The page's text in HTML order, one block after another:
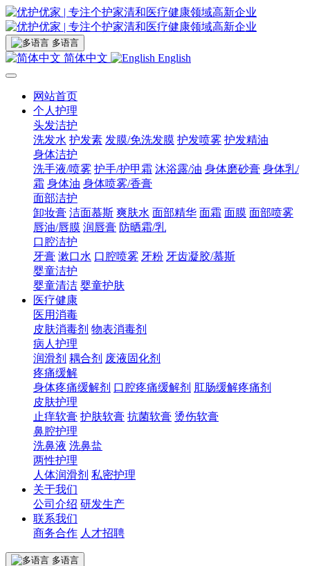
多语言
简体中文 English
网站首页
个人护理
头发洁护
洗发水 护发素 发膜/免洗发膜 护发喷雾 护发精油
身体洁护
洗手液/喷雾 护手/护甲霜 沐浴露/油 身体磨砂膏 身体乳/
霜 身体油 身体喷雾/香膏
面部洁护
卸妆膏 洁面慕斯 爽肤水 面部精华 面霜 面膜 面部喷雾
唇油/唇膜 润唇膏 防晒霜/乳
口腔洁护
牙膏 漱口水 口腔喷雾 牙粉 牙齿凝胶/慕斯
婴童洁护
婴童清洁 婴童护肤
医疗健康
医用消毒
皮肤消毒剂 物表消毒剂
病人护理
润滑剂 耦合剂 废液固化剂
疼痛缓解
身体疼痛缓解剂 口腔疼痛缓解剂 肛肠缓解疼痛剂
皮肤护理
止痒软膏 护肤软膏 抗菌软膏 烫伤软膏
鼻腔护理
洗鼻液 洗鼻盐
两性护理
人体润滑剂 私密护理
关于我们
公司介绍 研发生产
联系我们
商务合作 人才招聘
多语言